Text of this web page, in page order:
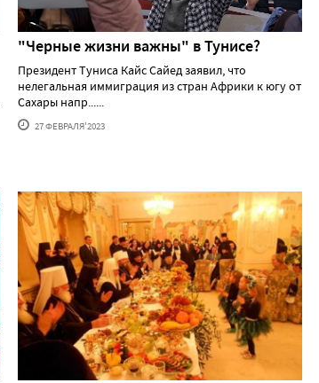
"Черные жизни важны" в Тунисе?
Президент Туниса Кайс Сайед заявил, что
нелегальная иммиграция из стран Африки к югу от
Сахары напр......
27 ФЕВРАЛЯ'2023